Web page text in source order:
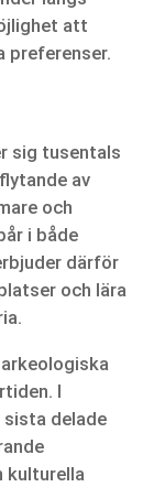
att
preferenser.
sig tusentals
av
och
i både
därför
och lära
I
sista delade
kulturella